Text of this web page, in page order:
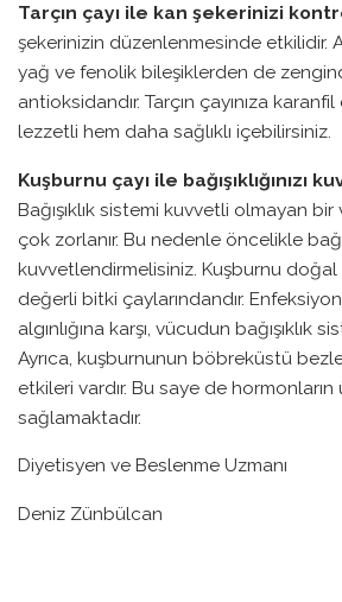
Tarçın çayı ile kan şekerinizi
şekerinizin düzenlenmesinde etkilidir.
yağ ve fenolik bileşiklerden de
antioksidandır. Tarçın çayınıza
lezzetli hem daha sağlıklı içebilirsiniz.
Kuşburnu çayı ile bağışıklığınızı
Bağışıklık sistemi kuvvetli olmayan
çok zorlanır. Bu nedenle öncelikle
kuvvetlendirmelisiniz. Kuşburnu
değerli bitki çaylarındandır.
algınlığına karşı, vücudun bağışıklık
Ayrıca, kuşburnunun böbreküstü
etkileri vardır. Bu saye de
sağlamaktadır.
Diyetisyen ve Beslenme Uzmanı
Deniz Zünbülcan